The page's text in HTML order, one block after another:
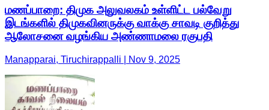
மணப்பாறை: திமுக அலுவலகம் உள்ளிட்ட பல்வேறு
இடங்களில் திமுகவினருக்கு வாக்கு சாவடி குறித்து
ஆலோசனை வழங்கிய அண்ணாமலை ரகுபதி
Manapparai, Tiruchirappalli | Nov 9, 2025